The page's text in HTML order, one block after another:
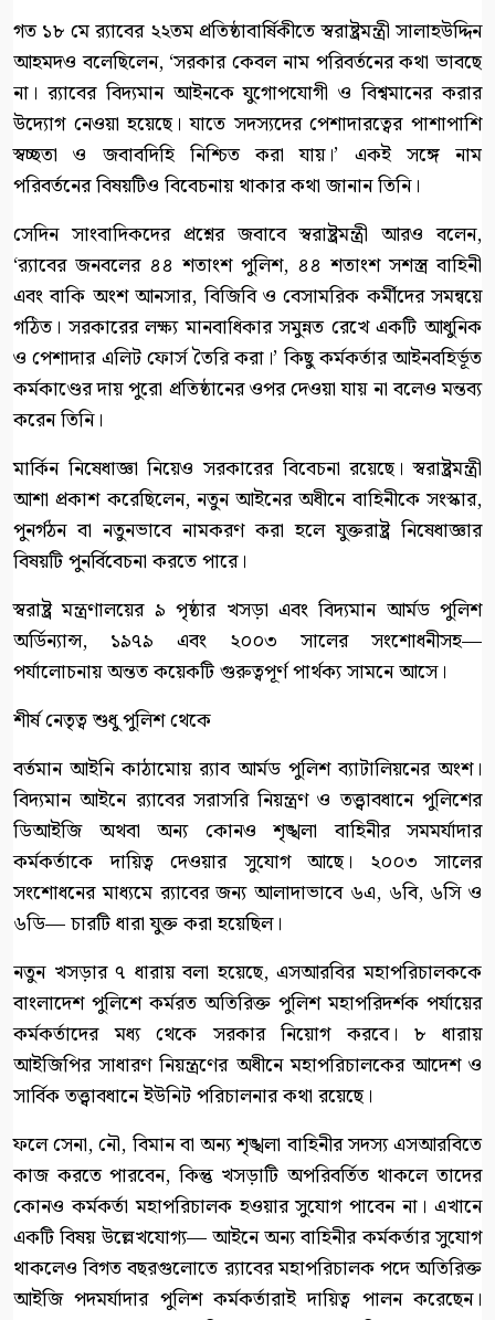
গত ১৮ মে র‍্যাবের ২২তম প্রতিষ্ঠাবার্ষিকীতে স্বরাষ্ট্রমন্ত্রী সালাহউদ্দিন
আহমদও বলেছিলেন, ‘সরকার কেবল নাম পরিবর্তনের কথা ভাবছে
না। র‍্যাবের বিদ্যমান আইনকে যুগোপযোগী ও বিশ্বমানের করার
উদ্যোগ নেওয়া হয়েছে। যাতে সদস্যদের পেশাদারত্বের পাশাপাশি
স্বচ্ছতা ও জবাবদিহি নিশ্চিত করা যায়।’ একই সঙ্গে নাম
পরিবর্তনের বিষয়টিও বিবেচনায় থাকার কথা জানান তিনি।
সেদিন সাংবাদিকদের প্রশ্নের জবাবে স্বরাষ্ট্রমন্ত্রী আরও বলেন,
‘র‍্যাবের জনবলের ৪৪ শতাংশ পুলিশ, ৪৪ শতাংশ সশস্ত্র বাহিনী
এবং বাকি অংশ আনসার, বিজিবি ও বেসামরিক কর্মীদের সমন্বয়ে
গঠিত। সরকারের লক্ষ্য মানবাধিকার সমুন্নত রেখে একটি আধুনিক
ও পেশাদার এলিট ফোর্স তৈরি করা।’ কিছু কর্মকর্তার আইনবহির্ভূত
কর্মকাণ্ডের দায় পুরো প্রতিষ্ঠানের ওপর দেওয়া যায় না বলেও মন্তব্য
করেন তিনি।
মার্কিন নিষেধাজ্ঞা নিয়েও সরকারের বিবেচনা রয়েছে। স্বরাষ্ট্রমন্ত্রী
আশা প্রকাশ করেছিলেন, নতুন আইনের অধীনে বাহিনীকে সংস্কার,
পুনর্গঠন বা নতুনভাবে নামকরণ করা হলে যুক্তরাষ্ট্র নিষেধাজ্ঞার
বিষয়টি পুনর্বিবেচনা করতে পারে।
স্বরাষ্ট্র মন্ত্রণালয়ের ৯ পৃষ্ঠার খসড়া এবং বিদ্যমান আর্মড পুলিশ
অর্ডিন্যান্স, ১৯৭৯ এবং ২০০৩ সালের সংশোধনীসহ—
পর্যালোচনায় অন্তত কয়েকটি গুরুত্বপূর্ণ পার্থক্য সামনে আসে।
শীর্ষ নেতৃত্ব শুধু পুলিশ থেকে
বর্তমান আইনি কাঠামোয় র‍্যাব আর্মড পুলিশ ব্যাটালিয়নের অংশ।
বিদ্যমান আইনে র‍্যাবের সরাসরি নিয়ন্ত্রণ ও তত্ত্বাবধানে পুলিশের
ডিআইজি অথবা অন্য কোনও শৃঙ্খলা বাহিনীর সমমর্যাদার
কর্মকর্তাকে দায়িত্ব দেওয়ার সুযোগ আছে। ২০০৩ সালের
সংশোধনের মাধ্যমে র‍্যাবের জন্য আলাদাভাবে ৬এ, ৬বি, ৬সি ও
৬ডি— চারটি ধারা যুক্ত করা হয়েছিল।
নতুন খসড়ার ৭ ধারায় বলা হয়েছে, এসআরবির মহাপরিচালককে
বাংলাদেশ পুলিশে কর্মরত অতিরিক্ত পুলিশ মহাপরিদর্শক পর্যায়ের
কর্মকর্তাদের মধ্য থেকে সরকার নিয়োগ করবে। ৮ ধারায়
আইজিপির সাধারণ নিয়ন্ত্রণের অধীনে মহাপরিচালকের আদেশ ও
সার্বিক তত্ত্বাবধানে ইউনিট পরিচালনার কথা রয়েছে।
ফলে সেনা, নৌ, বিমান বা অন্য শৃঙ্খলা বাহিনীর সদস্য এসআরবিতে
কাজ করতে পারবেন, কিন্তু খসড়াটি অপরিবর্তিত থাকলে তাদের
কোনও কর্মকর্তা মহাপরিচালক হওয়ার সুযোগ পাবেন না। এখানে
একটি বিষয় উল্লেখযোগ্য— আইনে অন্য বাহিনীর কর্মকর্তার সুযোগ
থাকলেও বিগত বছরগুলোতে র‍্যাবের মহাপরিচালক পদে অতিরিক্ত
আইজি পদমর্যাদার পুলিশ কর্মকর্তারাই দায়িত্ব পালন করেছেন।